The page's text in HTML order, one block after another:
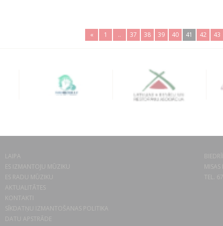
« 1 .. 37 38 39 40 41 42 43
LAIPA
ES IZMANTOJU MŪZIKU
ES RADU MŪZIKU
AKTUALITĀTES
KONTAKTI
SĪKDATŅU IZMANTOŠANAS POLITIKA
DATU APSTRĀDE
TEL.